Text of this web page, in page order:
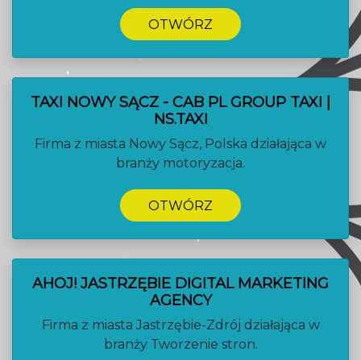
OTWÓRZ
TAXI NOWY SĄCZ - CAB PL GROUP TAXI |
NS.TAXI
Firma z miasta Nowy Sącz, Polska działająca w
branży motoryzacja.
OTWÓRZ
AHOJ! JASTRZĘBIE DIGITAL MARKETING
AGENCY
Firma z miasta Jastrzębie-Zdrój działająca w
branży Tworzenie stron.